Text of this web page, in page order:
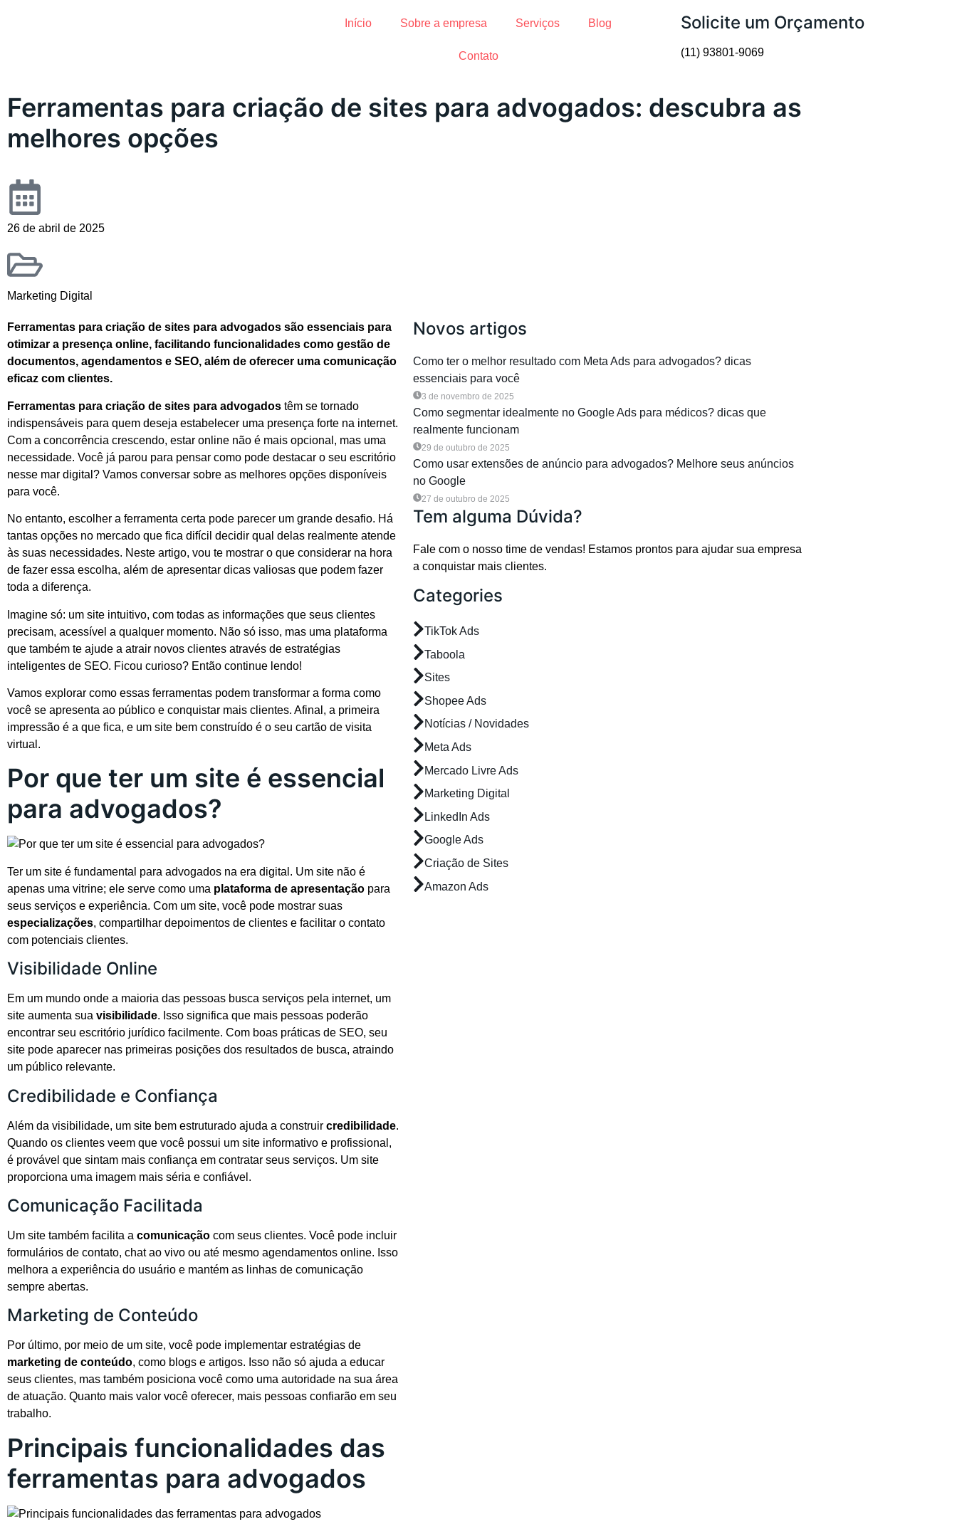
Início Sobre a empresa Serviços Blog
Contato
Solicite um Orçamento
(11) 93801-9069
Ferramentas para criação de sites para advogados: descubra as
melhores opções
26 de abril de 2025
Marketing Digital
Ferramentas para criação de sites para advogados são essenciais para
otimizar a presença online, facilitando funcionalidades como gestão de
documentos, agendamentos e SEO, além de oferecer uma comunicação
eficaz com clientes.
Ferramentas para criação de sites para advogados têm se tornado
indispensáveis para quem deseja estabelecer uma presença forte na internet.
Com a concorrência crescendo, estar online não é mais opcional, mas uma
necessidade. Você já parou para pensar como pode destacar o seu escritório
nesse mar digital? Vamos conversar sobre as melhores opções disponíveis
para você.
No entanto, escolher a ferramenta certa pode parecer um grande desafio. Há
tantas opções no mercado que fica difícil decidir qual delas realmente atende
às suas necessidades. Neste artigo, vou te mostrar o que considerar na hora
de fazer essa escolha, além de apresentar dicas valiosas que podem fazer
toda a diferença.
Imagine só: um site intuitivo, com todas as informações que seus clientes
precisam, acessível a qualquer momento. Não só isso, mas uma plataforma
que também te ajude a atrair novos clientes através de estratégias
inteligentes de SEO. Ficou curioso? Então continue lendo!
Vamos explorar como essas ferramentas podem transformar a forma como
você se apresenta ao público e conquistar mais clientes. Afinal, a primeira
impressão é a que fica, e um site bem construído é o seu cartão de visita
virtual.
Por que ter um site é essencial
para advogados?
Ter um site é fundamental para advogados na era digital. Um site não é
apenas uma vitrine; ele serve como uma plataforma de apresentação para
seus serviços e experiência. Com um site, você pode mostrar suas
especializações, compartilhar depoimentos de clientes e facilitar o contato
com potenciais clientes.
Visibilidade Online
Em um mundo onde a maioria das pessoas busca serviços pela internet, um
site aumenta sua visibilidade. Isso significa que mais pessoas poderão
encontrar seu escritório jurídico facilmente. Com boas práticas de SEO, seu
site pode aparecer nas primeiras posições dos resultados de busca, atraindo
um público relevante.
Credibilidade e Confiança
Além da visibilidade, um site bem estruturado ajuda a construir credibilidade.
Quando os clientes veem que você possui um site informativo e profissional,
é provável que sintam mais confiança em contratar seus serviços. Um site
proporciona uma imagem mais séria e confiável.
Comunicação Facilitada
Um site também facilita a comunicação com seus clientes. Você pode incluir
formulários de contato, chat ao vivo ou até mesmo agendamentos online. Isso
melhora a experiência do usuário e mantém as linhas de comunicação
sempre abertas.
Marketing de Conteúdo
Por último, por meio de um site, você pode implementar estratégias de
marketing de conteúdo, como blogs e artigos. Isso não só ajuda a educar
seus clientes, mas também posiciona você como uma autoridade na sua área
de atuação. Quanto mais valor você oferecer, mais pessoas confiarão em seu
trabalho.
Principais funcionalidades das
ferramentas para advogados
Novos artigos
Como ter o melhor resultado com Meta Ads para advogados? dicas
essenciais para você
3 de novembro de 2025
Como segmentar idealmente no Google Ads para médicos? dicas que
realmente funcionam
29 de outubro de 2025
Como usar extensões de anúncio para advogados? Melhore seus anúncios
no Google
27 de outubro de 2025
Tem alguma Dúvida?
Fale com o nosso time de vendas! Estamos prontos para ajudar sua empresa
a conquistar mais clientes.
Categories
TikTok Ads
Taboola
Sites
Shopee Ads
Notícias / Novidades
Meta Ads
Mercado Livre Ads
Marketing Digital
LinkedIn Ads
Google Ads
Criação de Sites
Amazon Ads